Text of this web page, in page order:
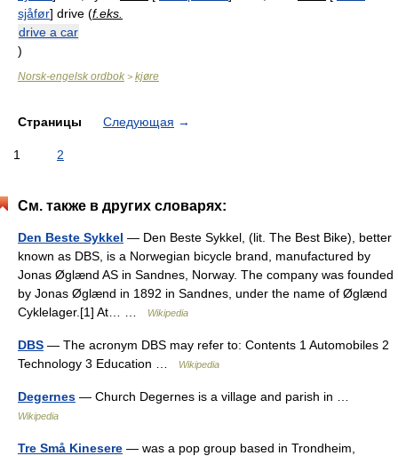
sjåfør] drive (f.eks.
drive a car
)
Norsk-engelsk ordbok > kjøre
Страницы Следующая →
1 2
См. также в других словарях:
Den Beste Sykkel — Den Beste Sykkel, (lit. The Best Bike), better
known as DBS, is a Norwegian bicycle brand, manufactured by
Jonas Øglænd AS in Sandnes, Norway. The company was founded
by Jonas Øglænd in 1892 in Sandnes, under the name of Øglænd
Cyklelager.[1] At… …
Wikipedia
DBS — The acronym DBS may refer to: Contents 1 Automobiles 2
Technology 3 Education …
Wikipedia
Degernes — Church Degernes is a village and parish in …
Wikipedia
Tre Små Kinesere — was a pop group based in Trondheim,